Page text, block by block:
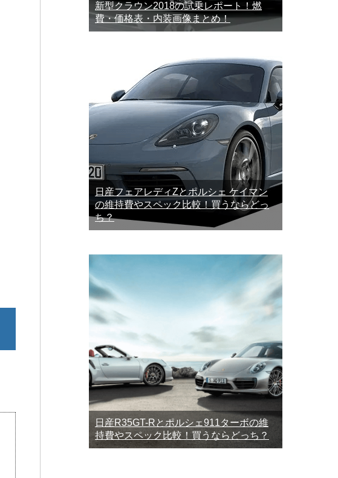
新型クラウン2018の試乗レポート！燃
費・価格表・内装画像まとめ！
日産フェアレディZとポルシェ ケイマン
の維持費やスペック比較！買うならどっ
ち？
日産R35GT-Rとポルシェ911ターボの維
持費やスペック比較！買うならどっち？